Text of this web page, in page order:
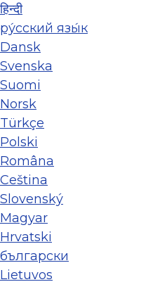
हिन्दी
ру́сский язы́к
Dansk
Svenska
Suomi
Norsk
Türkçe
Polski
Româna
Ceština
Slovenský
Magyar
Hrvatski
български
Lietuvos